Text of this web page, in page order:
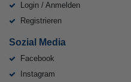
Login / Anmelden
Registrieren
Sozial Media
Facebook
Instagram